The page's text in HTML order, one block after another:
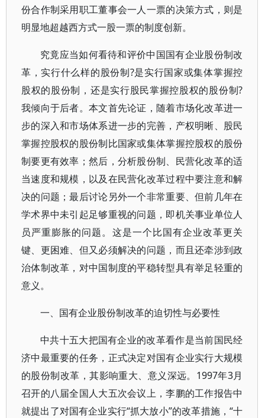
份合作制采用职工董事会一人一票的决策方式，则是
明显地超越西方式一股一票的制度创新。
究竟应当如何看待和评价中国国有企业股份制改
革，实行什么样的股份制?是实行国家或集体掌握控
股权的股份制，还是实行股民掌握控股权的股份制?
我倾向于后者。本文首先论证，随着市场化改革进一
步的深入和市场体系进一步的完善，产权明晰、股民
掌握控股权的股份制比国家或集体掌握控股权的股份
制要更有效率；然后，分析股份制、民营化改革的适
当速度和规模，以及在民营化改革过程中要注意和解
决的问题；最后讨论另外一个非常重要、但前几年在
学术界中未引起足够重视的问题，即机关事业单位人
员严重膨胀的问题。这是一个比国有企业改革更关
键、更困难、但又必须解决的问题，而且还牵涉到政
治体制改革，对中国制度的平稳转型具有举足轻重的
意义。
一、国有企业股份制改革的迫切性与必要性
中共十五大把国有企业的改革看作是当前国民经
济中最重要的任务，正式决定对国有企业实行大规模
的股份制改革，其影响重大、意义深远。1997年3月
召开的八届全国人大五次会议上，李鹏的工作报告中
就提出了对国有企业实行“抓大放小”的改革措施，“十